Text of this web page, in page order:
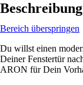
Beschreibung
Bereich überspringen
Du willst einen
Deiner Fenstertür
ARON für Dein